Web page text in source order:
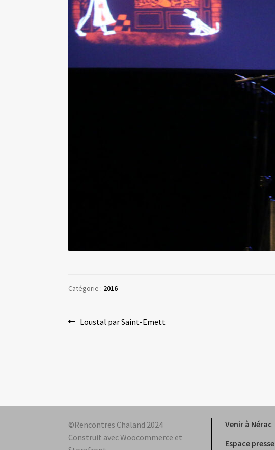
Catégorie : 2016
Navigation
Article
Loustal par Saint-Emett
©Rencontres Chaland 2024
Construit avec Woocommerce et
Venir à Nérac
Espace presse